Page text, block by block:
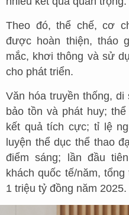
Theo đó, thể chế, cơ
được hoàn thiện, tháo
mắc, khơi thông và sử
cho phát triển.
Văn hóa truyền thống,
bảo tồn và phát huy;
kết quả tích cực; tỉ lệ
luyện thể dục thể thao
điểm sáng; lần đầu
khách quốc tế/năm,
1 triệu tỷ đồng năm 2025.